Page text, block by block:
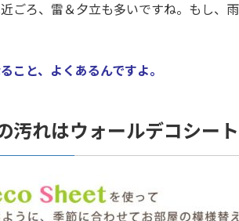
ごろ、雷＆夕立も多いですね。もし、
こと、よくあるんですよ。
汚れはウォールデコシー